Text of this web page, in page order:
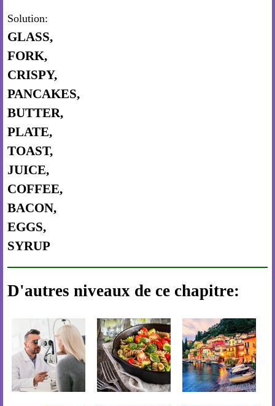
Solution:
GLASS,
FORK,
CRISPY,
PANCAKES,
BUTTER,
PLATE,
TOAST,
JUICE,
COFFEE,
BACON,
EGGS,
SYRUP
D'autres niveaux de ce chapitre: